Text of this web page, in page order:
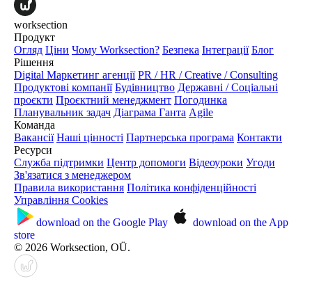
worksection
Продукт
Огляд Ціни Чому Worksection? Безпека Інтеграції Блог
Рішення
Digital Маркетинг агенції PR / HR / Creative / Consulting
Продуктові компанії Будівництво Державні / Соціальні
проєкти Проєктний менеджмент Погодинка
Планувальник задач Діаграма Ганта Agile
Команда
Вакансії Наші цінності Партнерська програма Контакти
Ресурси
Служба підтримки Центр допомоги Відеоуроки Угоди
Зв'язатися з менеджером
Правила використання Політика конфіденційності
Управління Cookies
download on the Google Play download on the App
store
© 2026 Worksection, OÜ.